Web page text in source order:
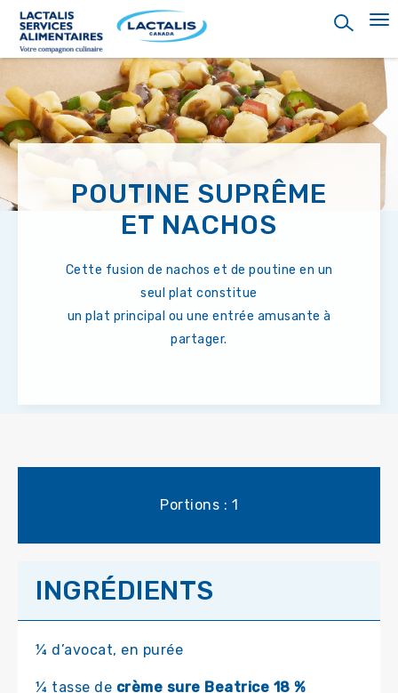
main
content
POUTINE SUPRÊME
ET NACHOS
Cette fusion de nachos et de poutine en un
seul plat constitue
un plat principal ou une entrée amusante à
partager.
Portions : 1
INGRÉDIENTS
¼ d’avocat, en purée
¼ tasse de crème sure Beatrice 18 %